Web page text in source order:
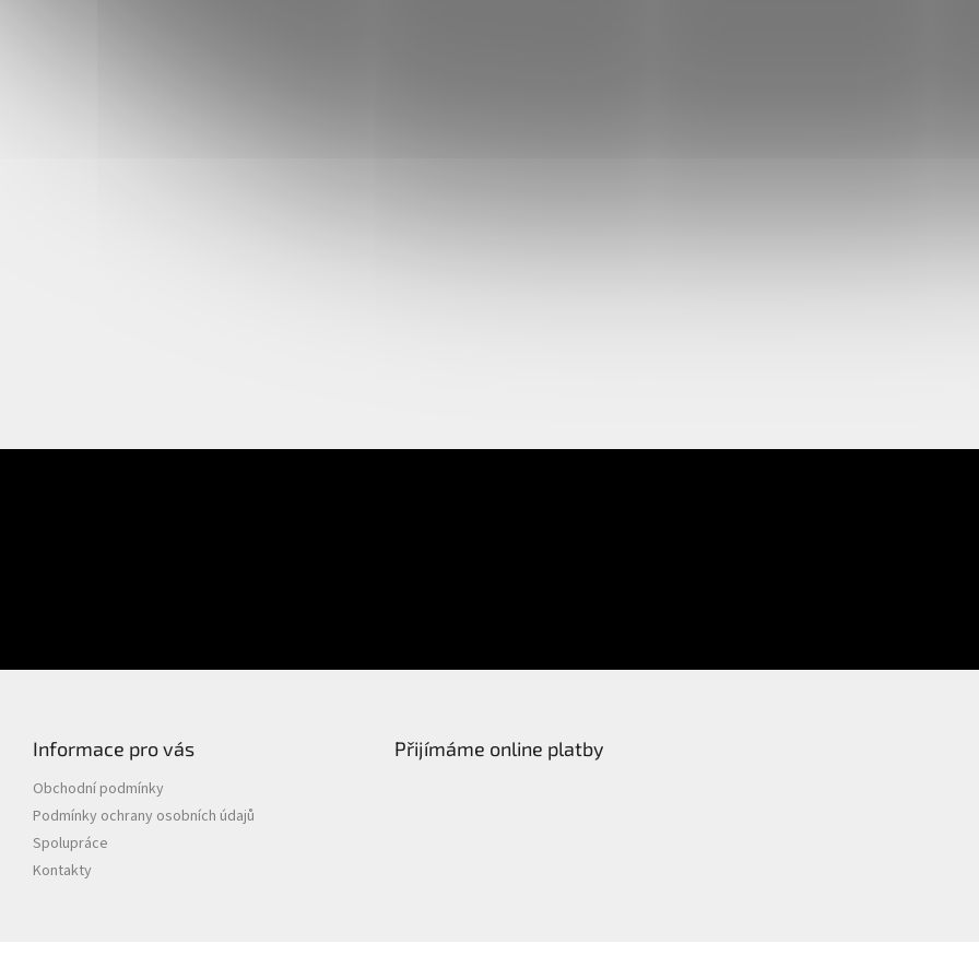
Informace pro vás
Obchodní podmínky
Podmínky ochrany osobních údajů
Spolupráce
Kontakty
Přijímáme online platby